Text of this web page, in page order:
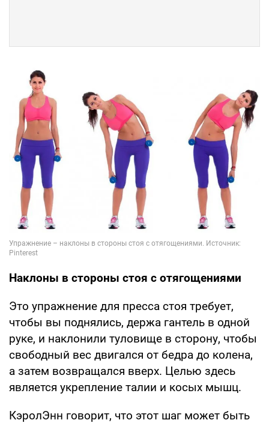
Наклоны в стороны стоя с отягощениями
Это упражнение для пресса стоя требует,
чтобы вы поднялись, держа гантель в одной
руке, и наклонили туловище в сторону, чтобы
свободный вес двигался от бедра до колена,
а затем возвращался вверх. Целью здесь
является укрепление талии и косых мышц.
КэролЭнн говорит, что этот шаг может быть